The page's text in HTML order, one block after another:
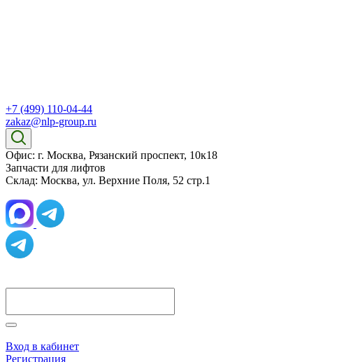
+7 (499) 110-04-44
zakaz@nlp-group.ru
Офис: г. Москва, Рязанский проспект, 10к18
Запчасти для лифтов
Склад: Москва, ул. Верхние Поля, 52 стр.1
Вход в кабинет
Регистрация